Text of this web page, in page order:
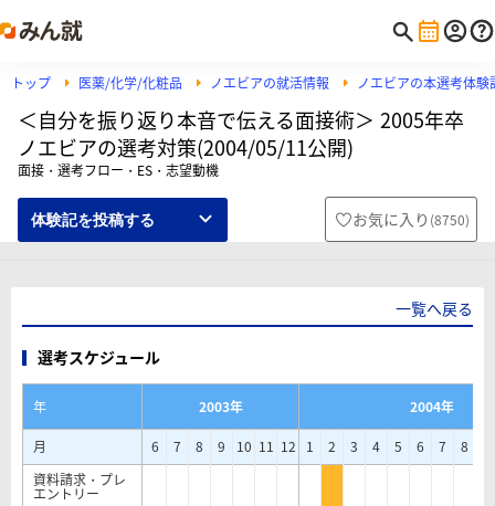
トップ 医薬/化学/化粧品 ノエビアの就活情報 ノエビアの本選考体験
＜自分を振り返り本音で伝える面接術＞ 2005年卒
ノエビアの選考対策(2004/05/11公開)
面接・選考フロー・ES・志望動機
体験記を投稿する お気に入り (8750)
一覧へ戻る
選考スケジュール
年 2003年
2004年
月
6 7 8 9 10 11 12 1 2 3 4 5 6 7 8
資料請求・プレ
エントリー